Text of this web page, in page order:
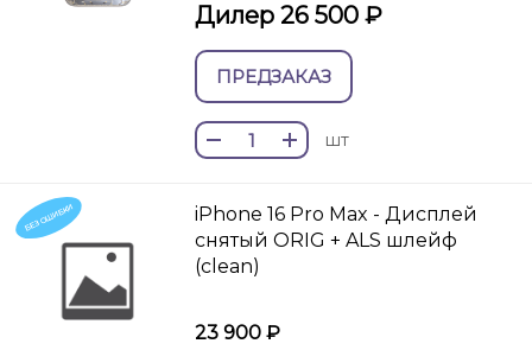
Дилер 26 500 ₽
ПРЕДЗАКАЗ
шт
БЕЗ ОШИБКИ
iPhone 16 Pro Max - Дисплей
снятый ORIG + ALS шлейф
(clean)
23 900 ₽